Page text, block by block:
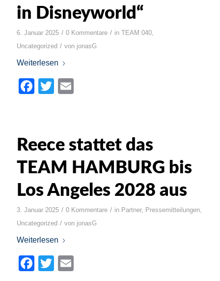
in Disneyworld“
6. Januar 2025 / 0 Kommentare / in TEAM 040,
Uncategorized / von jonasG
Weiterlesen
Facebook
Twitter
Reece stattet das
TEAM HAMBURG bis
Los Angeles 2028 aus
3. Januar 2025 / 0 Kommentare / in Partner, Pressemitteilungen,
Uncategorized / von jonasG
Weiterlesen
Facebook
Twitter